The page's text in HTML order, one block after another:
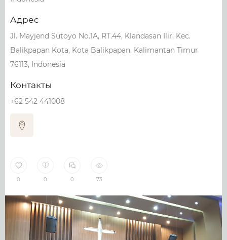
Адрес
Jl. Mayjend Sutoyo No.1A, RT.44, Klandasan Ilir, Kec.
Balikpapan Kota, Kota Balikpapan, Kalimantan Timur
76113, Indonesia
Контакты
+62 542 441008
0 0 0 73